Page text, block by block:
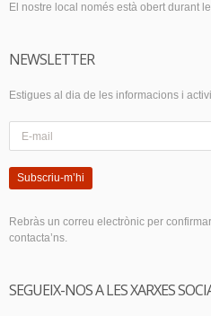
El nostre local només està obert durant
NEWSLETTER
Estigues al dia de les informacions i
Subscriu-m’hi
Rebràs un correu electrònic per
contacta’ns.
SEGUEIX-NOS A LES XARXES